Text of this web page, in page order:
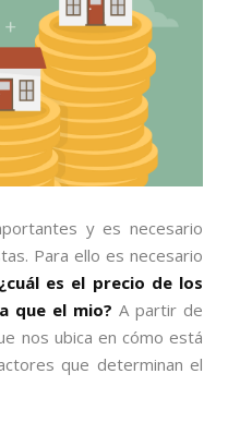
y es necesario
Para ello es necesario
¿cuál es el precio de los
que el mio? A partir de
nos ubica en cómo está
que determinan el